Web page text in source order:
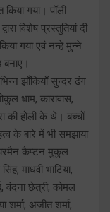
गया। पॉली
विशेष प्रस्तुतियां दी
गया एवं नन्हे मुन्ने
बनाए।
झाँकियाँ सुन्दर ढंग
धाम, कारावास,
की होली के थे। बच्चों
के बारे में भी समझाया
कैप्टन मुकुल
माधवी भाटिया,
वंदना छेत्री, कोमल
शर्मा, अजीत शर्मा,